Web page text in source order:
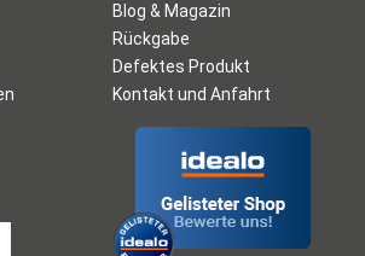
Blog & Magazin
Rückgabe
Defektes Produkt
Kontakt und Anfahrt